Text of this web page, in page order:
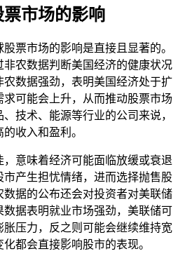
市场的影响
票市场的影响是直接且显著的。
农数据判断美国经济的健康状况
数据强劲，表明美国经济处于扩
可能会上升，从而推动股票市场
技术、能源等行业的公司来说，
收入和盈利。
意味着经济可能面临放缓或衰退
产生担忧情绪，进而选择抛售股
据的公布还会对投资者对美联储
据表明就业市场强劲，美联储可
压力，反之则可能会继续维持宽
都会直接影响股市的表现。